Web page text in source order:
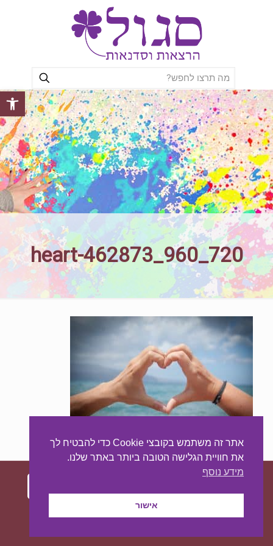
פתח
heart-462873_960_720
עיצוב ובניית האתר:מאסטר סייט - יצירת נוכחות
באינטרנט
אתר זה משתמש בקובצי Cookie כדי להבטיח לך
את חוויית הגלישה הטובה ביותר באתר שלנו.
מידע נוסף
אישור